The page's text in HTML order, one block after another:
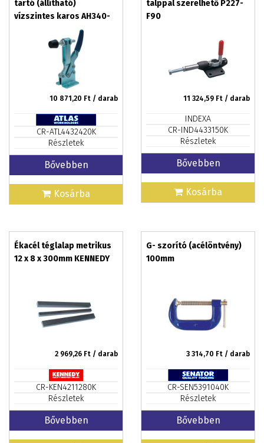
tartó (állítható)
vízszintes karos AH340-
10 871,20 Ft / darab
CR-ATL4432420K
Részletek
Bővebben
Kosárba
talppal szerelhető P227-
F90
11 324,59 Ft / darab
INDEXA
CR-IND4433150K
Részletek
Bővebben
Kosárba
Ékacél téglalap metrikus
12 x 8 x 300mm KENNEDY
2 969,26 Ft / darab
CR-KEN4211280K
Részletek
Bővebben
G- szorító (acélöntvény)
100mm
3 314,70 Ft / darab
CR-SEN5391040K
Részletek
Bővebben